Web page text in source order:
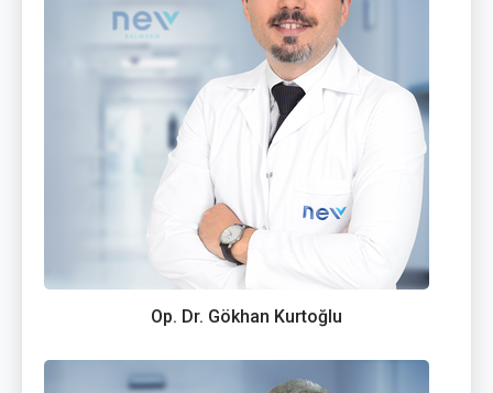
Op. Dr. Gökhan Kurtoğlu